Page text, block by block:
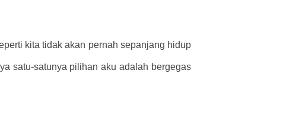
kita tidak akan pernah sepanjang hidup
satu-satunya pilihan aku adalah bergegas